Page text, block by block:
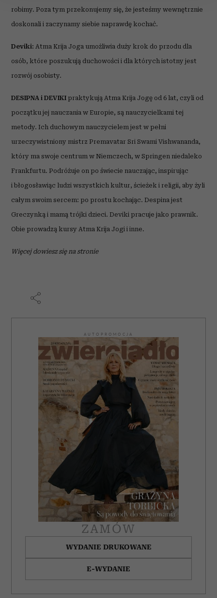
i reklam, aby oferować funkcje społecznościowe i
społecznościowym, reklamowym i analitycznym.
Partnerzy mogą połączyć te informacje z innymi danymi
korzystania z ich usług.
robimy. Poza tym przekonujemy się, że jesteśmy wewnętrznie
doskonali i zaczynamy siebie naprawdę kochać.
Deviki: Atma Krija Joga umożliwia duży krok do przodu dla
osób, które poszukują duchowości i dla których istotny jest
rozwój osobisty.
DESIPNA i DEVIKI praktykują Atma Krija Jogę od 6 lat, czyli od
początku jej nauczania w Europie, są nauczycielkami tej
metody. Ich duchowym nauczycielem jest w pełni
urzeczywistniony mistrz Premavatar Sri Swami Vishwananda,
który ma swoje centrum w Niemczech, w Springen niedaleko
Frankfurtu. Podróżuje on po świecie nauczając, inspirując
i błogosławiąc ludzi wszystkich kultur, ścieżek i religii, aby żyli
całym swoim sercem: po prostu kochając. Despina jest
Greczynką i mamą trójki dzieci. Deviki pracuje jako prawnik.
Obie prowadzą kursy Atma Krija Jogi i inne.
Więcej dowiesz się na stronie
AUTOPROMOCJA
ZAMÓW
WYDANIE DRUKOWANE
E-WYDANIE